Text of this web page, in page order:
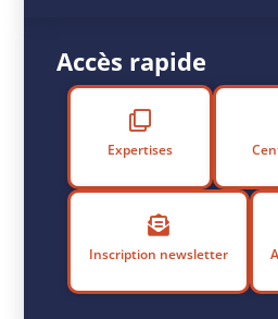
0
2
adhérents,
Avec
membres
Accès rapide
Expertises
Inscription newsletter